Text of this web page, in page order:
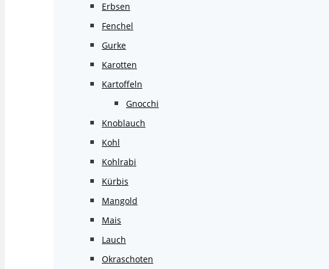
Erbsen
Fenchel
Gurke
Karotten
Kartoffeln
Gnocchi
Knoblauch
Kohl
Kohlrabi
Kürbis
Mangold
Mais
Lauch
Okraschoten